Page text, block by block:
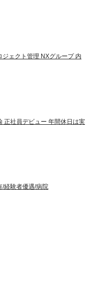
ェクト管理 NXグループ 内
正社員デビュー 年間休日は実
/経験者優遇/病院